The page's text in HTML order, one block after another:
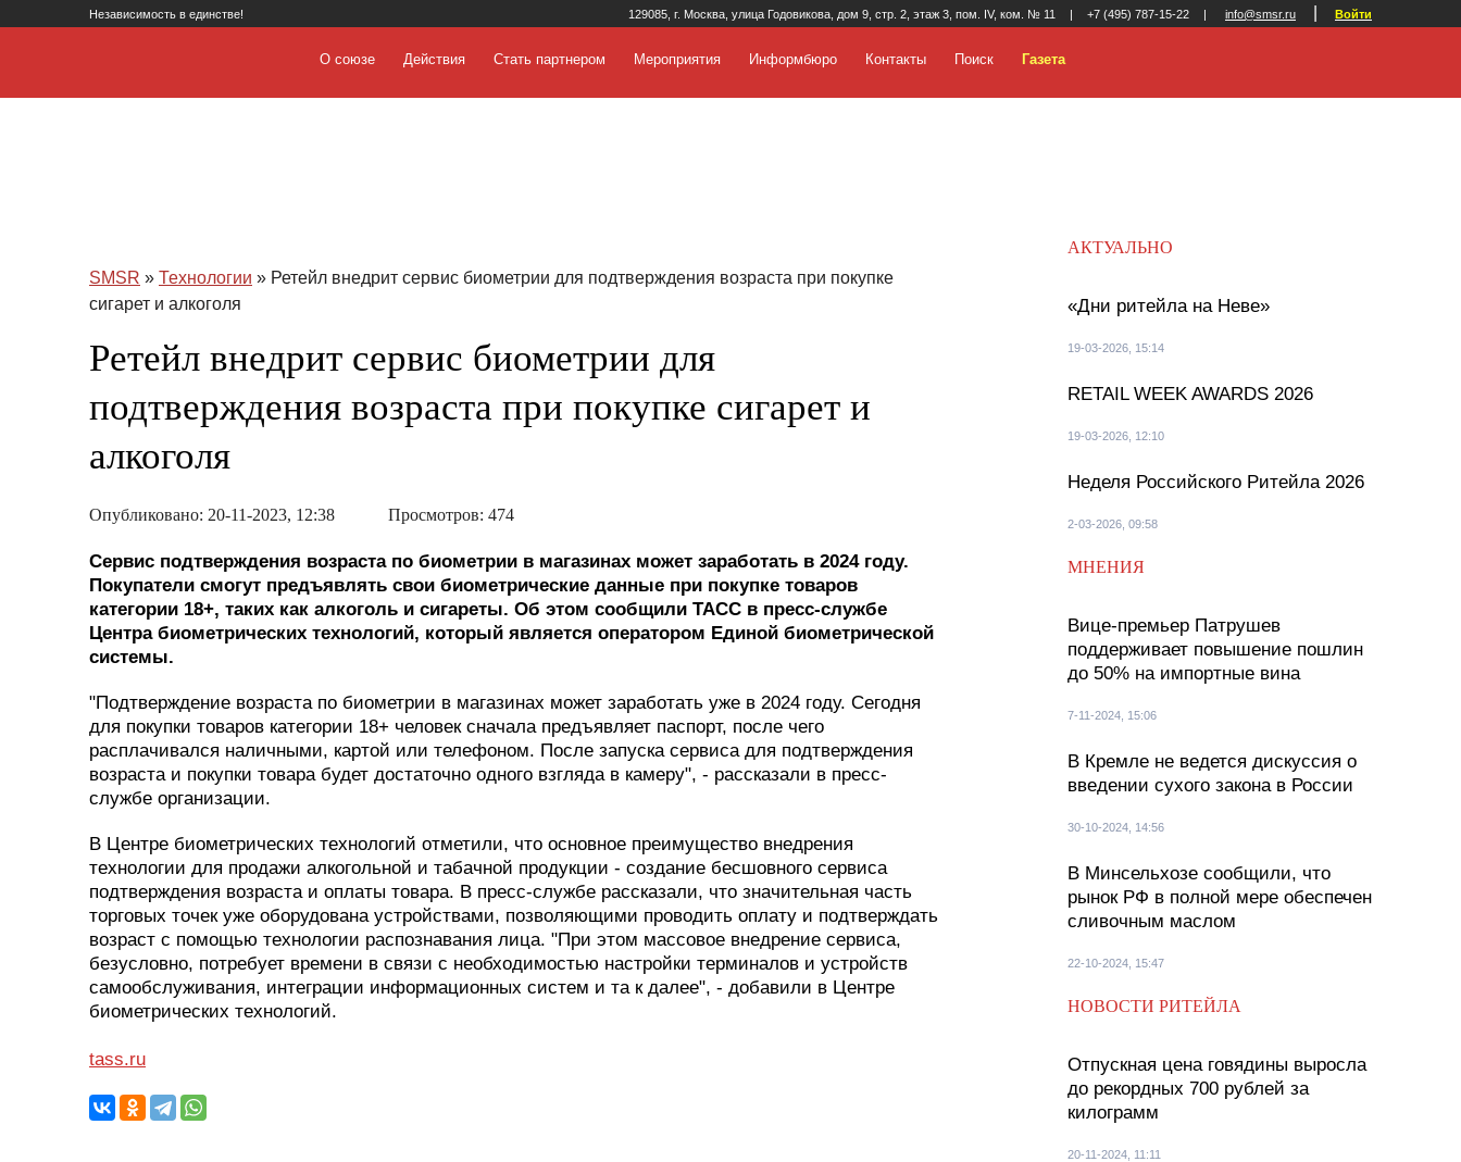
Независимость в единстве! 129085, г. Москва, улица Годовикова, дом 9, стр. 2, этаж 3, пом. IV, ком. № 11 | +7 (495) 787-15-22 | info@smsr.ru Войти
О союзе Действия Стать партнером Мероприятия Информбюро Контакты Поиск Газета
SMSR » Технологии » Ретейл внедрит сервис биометрии для подтверждения возраста при покупке
сигарет и алкоголя
Ретейл внедрит сервис биометрии для
подтверждения возраста при покупке сигарет и
алкоголя
Опубликовано: 20-11-2023, 12:38 Просмотров: 474
Сервис подтверждения возраста по биометрии в магазинах может заработать в 2024 году.
Покупатели смогут предъявлять свои биометрические данные при покупке товаров
категории 18+, таких как алкоголь и сигареты. Об этом сообщили ТАСС в пресс-службе
Центра биометрических технологий, который является оператором Единой биометрической
системы.
"Подтверждение возраста по биометрии в магазинах может заработать уже в 2024 году. Сегодня
для покупки товаров категории 18+ человек сначала предъявляет паспорт, после чего
расплачивался наличными, картой или телефоном. После запуска сервиса для подтверждения
возраста и покупки товара будет достаточно одного взгляда в камеру", - рассказали в пресс-
службе организации.
В Центре биометрических технологий отметили, что основное преимущество внедрения
технологии для продажи алкогольной и табачной продукции - создание бесшовного сервиса
подтверждения возраста и оплаты товара. В пресс-службе рассказали, что значительная часть
торговых точек уже оборудована устройствами, позволяющими проводить оплату и подтверждать
возраст с помощью технологии распознавания лица. "При этом массовое внедрение сервиса,
безусловно, потребует времени в связи с необходимостью настройки терминалов и устройств
самообслуживания, интеграции информационных систем и та к далее", - добавили в Центре
биометрических технологий.
tass.ru
АКТУАЛЬНО
«Дни ритейла на Неве»
19-03-2026, 15:14
RETAIL WEEK AWARDS 2026
19-03-2026, 12:10
Неделя Российского Ритейла 2026
2-03-2026, 09:58
МНЕНИЯ
Вице-премьер Патрушев
поддерживает повышение пошлин
до 50% на импортные вина
7-11-2024, 15:06
В Кремле не ведется дискуссия о
введении сухого закона в России
30-10-2024, 14:56
В Минсельхозе сообщили, что
рынок РФ в полной мере обеспечен
сливочным маслом
22-10-2024, 15:47
НОВОСТИ РИТЕЙЛА
Отпускная цена говядины выросла
до рекордных 700 рублей за
килограмм
20-11-2024, 11:11